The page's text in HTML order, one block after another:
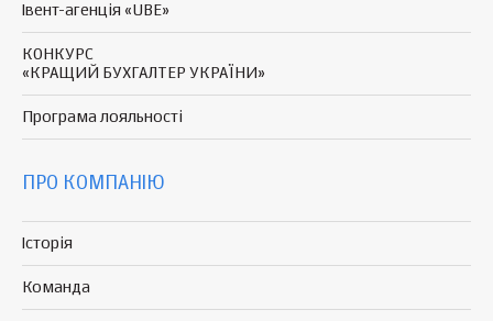
Івент-агенція «UBE»
КОНКУРС
«КРАЩИЙ БУХГАЛТЕР УКРАЇНИ»
Програма лояльності
ПРО КОМПАНІЮ
Історія
Команда